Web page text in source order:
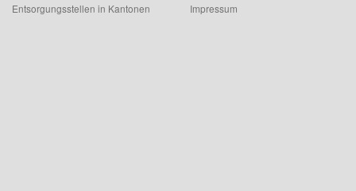
Entsorgungsstellen in Kantonen
Impressum